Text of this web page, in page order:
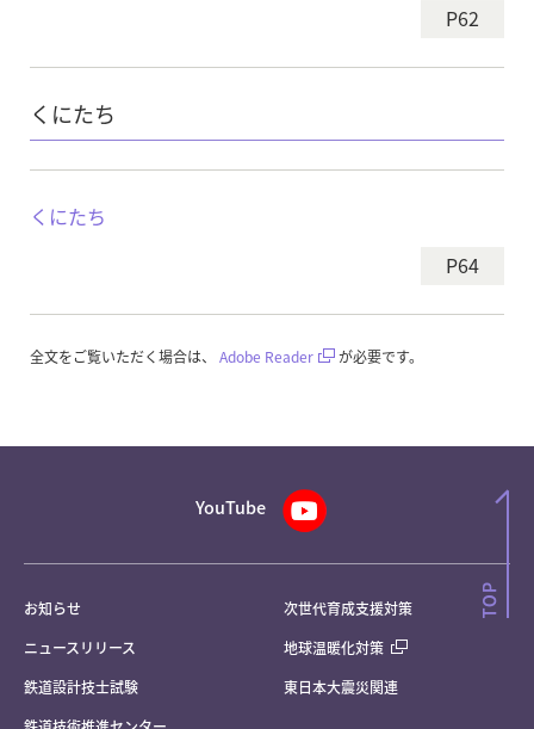
P62
くにたち
くにたち
P64
全文をご覧いただく場合は、 Adobe Reader が必要です。
YouTube
お知らせ
ニュースリリース
鉄道設計技士試験
次世代育成支援対策
地球温暖化対策
東日本大震災関連